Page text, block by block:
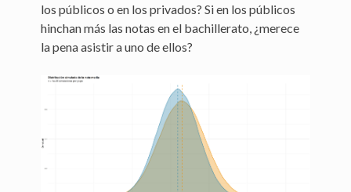
los públicos o en los privados? Si en los públicos
hinchan más las notas en el bachillerato, ¿merece
la pena asistir a uno de ellos?